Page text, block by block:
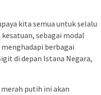
kita semua untuk selalu
sebagai modal
berbagai
di depan Istana Negara,
putih ini akan